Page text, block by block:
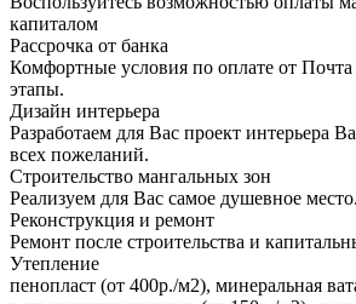
капиталом
Рассрочка от банка
Комфортные условия по оплате от Почта
этапы.
Дизайн интерьера
Разработаем для Вас проект интерьера
всех пожеланий.
Строительство мангальных зон
Реализуем для Вас самое душевное место.
Реконструкция и ремонт
Ремонт после строительства и
Утепление
пенопласт (от 400р./м2), минеральная